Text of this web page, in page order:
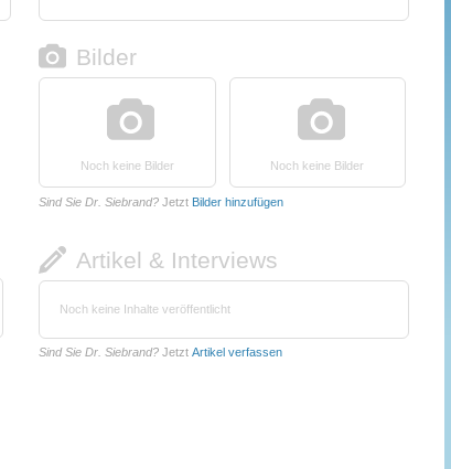
Bilder
Noch keine Bilder Noch keine Bilder
Sind Sie Dr. Siebrand? Jetzt Bilder hinzufügen
Artikel & Interviews
Noch keine Inhalte veröffentlicht
Sind Sie Dr. Siebrand? Jetzt Artikel verfassen